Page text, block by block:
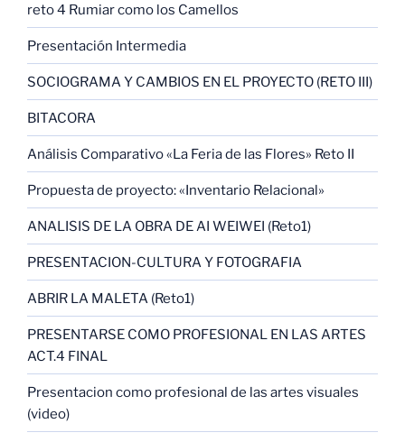
reto 4 Rumiar como los Camellos
Presentación Intermedia
SOCIOGRAMA Y CAMBIOS EN EL PROYECTO (RETO III)
BITACORA
Análisis Comparativo «La Feria de las Flores» Reto II
Propuesta de proyecto: «Inventario Relacional»
ANALISIS DE LA OBRA DE AI WEIWEI (Reto1)
PRESENTACION-CULTURA Y FOTOGRAFIA
ABRIR LA MALETA (Reto1)
PRESENTARSE COMO PROFESIONAL EN LAS ARTES
ACT.4 FINAL
Presentacion como profesional de las artes visuales
(video)